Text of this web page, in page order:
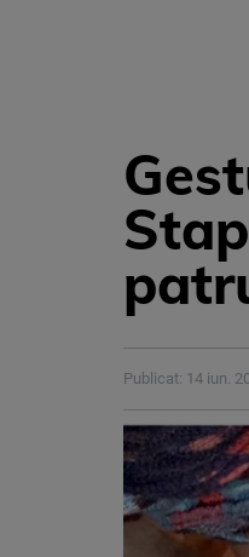
Publicat: 14 iun.